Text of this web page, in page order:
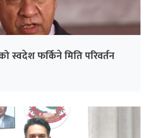
स्वदेश फर्किने मिति परिवर्तन